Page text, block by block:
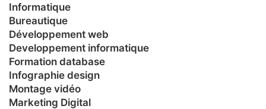
Informatique
Bureautique
Développement web
Developpement informatique
Formation database
Infographie design
Montage vidéo
Marketing Digital